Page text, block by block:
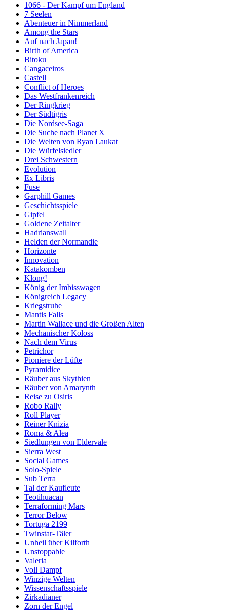
1066 - Der Kampf um England
7 Seelen
Abenteuer in Nimmerland
Among the Stars
Auf nach Japan!
Birth of America
Bitoku
Cangaceiros
Castell
Conflict of Heroes
Das Westfrankenreich
Der Ringkrieg
Der Südtigris
Die Nordsee-Saga
Die Suche nach Planet X
Die Welten von Ryan Laukat
Die Würfelsiedler
Drei Schwestern
Evolution
Ex Libris
Fuse
Garphill Games
Geschichtsspiele
Gipfel
Goldene Zeitalter
Hadrianswall
Helden der Normandie
Horizonte
Innovation
Katakomben
Klong!
König der Imbisswagen
Königreich Legacy
Kriegstruhe
Mantis Falls
Martin Wallace und die Großen Alten
Mechanischer Koloss
Nach dem Virus
Petrichor
Pioniere der Lüfte
Pyramidice
Räuber aus Skythien
Räuber von Amarynth
Reise zu Osiris
Robo Rally
Roll Player
Reiner Knizia
Roma & Alea
Siedlungen von Eldervale
Sierra West
Social Games
Solo-Spiele
Sub Terra
Tal der Kaufleute
Teotihuacan
Terraforming Mars
Terror Below
Tortuga 2199
Twinstar-Täler
Unheil über Kilforth
Unstoppable
Valeria
Voll Dampf
Winzige Welten
Wissenschaftsspiele
Zirkadianer
Zorn der Engel